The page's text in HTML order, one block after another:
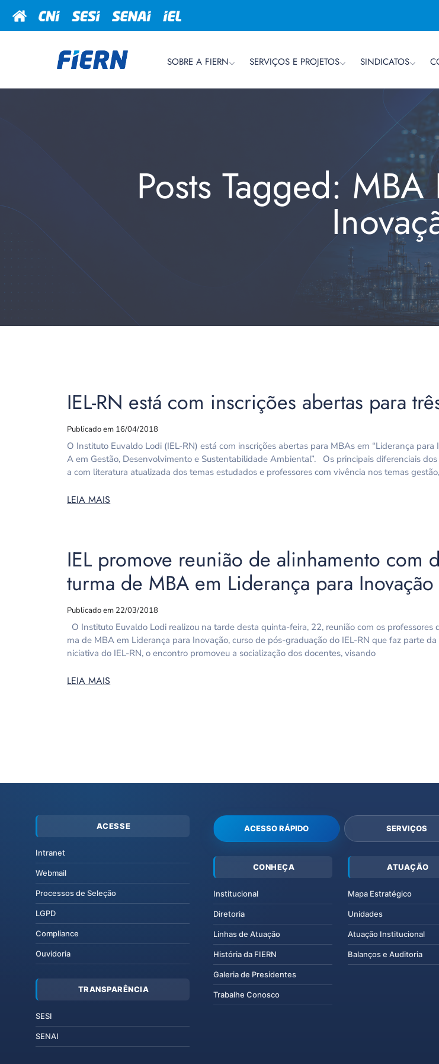
SOBRE A FIERN SERVIÇOS E PROJETOS SINDICATOS
Posts Tagged:
IEL-RN está com inscrições abertas para
Publicado em 16/04/2018
O Instituto Euvaldo Lodi (IEL-RN) está com inscrições abertas para MBAs em “Liderança para
A em Gestão, Desenvolvimento e Sustentabilidade Ambiental”. Os principais diferenciais
a com literatura atualizada dos temas estudados e professores com vivência nos temas
LEIA MAIS
IEL promove reunião de alinhamento com
turma de MBA em Liderança para Inovação
Publicado em 22/03/2018
O Instituto Euvaldo Lodi realizou na tarde desta quinta-feira, 22, reunião com os
ma de MBA em Liderança para Inovação, curso de pós-graduação do IEL-RN que faz parte
niciativa do IEL-RN, o encontro promoveu a socialização dos docentes, visando
LEIA MAIS
ACESSE
Intranet
Webmail
Processos de Seleção
LGPD
Compliance
Ouvidoria
TRANSPARÊNCIA
SESI
SENAI
ACESSO RÁPIDO SERVIÇOS
CONHEÇA
Institucional
Diretoria
Linhas de Atuação
História da FIERN
Galeria de Presidentes
Trabalhe Conosco
ATUAÇÃO
Mapa Estratégico
Unidades
Atuação Institucional
Balanços e Auditoria